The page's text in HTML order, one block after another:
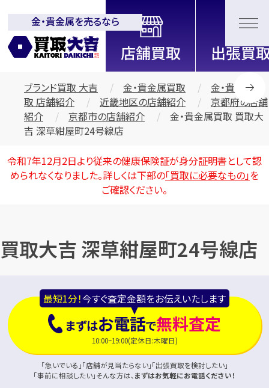
全国2200店舗以上展開中！
信頼と実績の買取専門店「買取大
吉」
金・貴金属を売るなら
ブランド買取 大吉 金・貴金属買取
金・貴金属買
取 店舗紹介
近畿地区の店舗紹介
京都府の店舗
紹介
京都市の店舗紹介
金・貴金属買取 買取大
吉 深草紺屋町24号線店
令和7年12月2日より従来の健康保険証が身分証明書として認
められなくなりました。詳しくは下部の「買取に必要なもの」を
ご確認ください。
買取大吉 深草紺屋町24号線店
最短1分！今すぐ査定金額をお伝えいたします
まずはお電話で無料査定
10:00~19:00(定休日:木曜日)
「急いでいる」「店舗が見当たらない」「出張買取を検討したい」
「事前に相談したい」そんな方は、まずはお気軽にお電話ください！